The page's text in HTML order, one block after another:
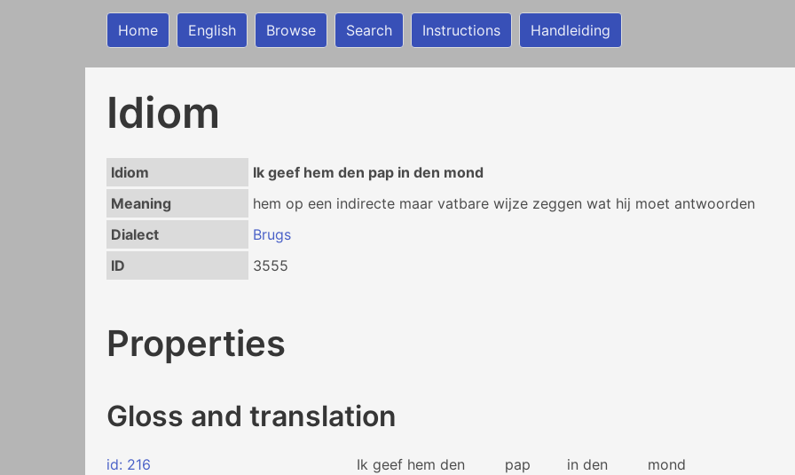
Home English Browse Search Instructions Handleiding
Idiom
Idiom
Ik geef hem den pap in den mond
Meaning
hem op een indirecte maar vatbare wijze zeggen wat hij moet antwoorden
Dialect
Brugs
ID
3555
Properties
Gloss and translation
id: 216
Ik geef hem den
pap
in den
mond